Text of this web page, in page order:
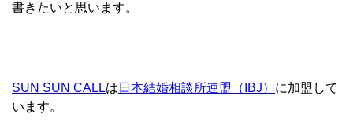
書きたいと思います。
SUN SUN CALLは 日本結婚相談所連盟（IBJ） に加盟して
います。